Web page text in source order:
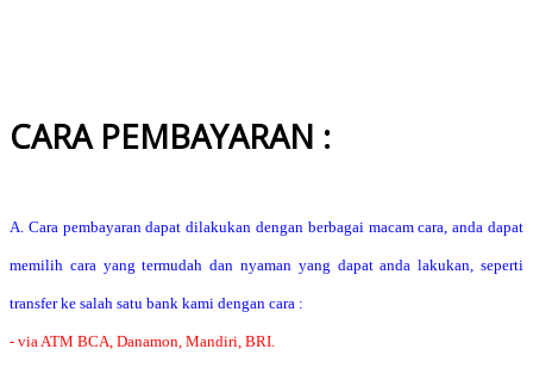
CARA PEMBAYARAN :
A. Cara pembayaran dapat dilakukan dengan berbagai macam cara, anda dapat
memilih cara yang termudah dan nyaman yang dapat anda lakukan, seperti
transfer ke salah satu bank kami dengan cara :
- via ATM BCA, Danamon, Mandiri, BRI.